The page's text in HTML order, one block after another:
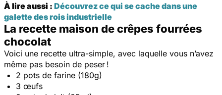
À lire aussi : Découvrez ce qui se cache dans une
galette des rois industrielle
La recette maison de crêpes fourrées
chocolat
Voici une recette ultra-simple, avec laquelle vous n’avez
même pas besoin de peser !
2 pots de farine (180g)
3 œufs